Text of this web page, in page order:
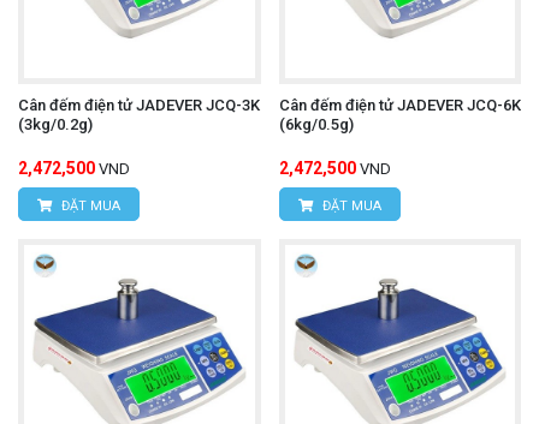
Cân đếm điện tử JADEVER JCQ-3K
(3kg/0.2g)
2,472,500 VND
ĐẶT MUA
Cân đếm điện tử JADEVER JCQ-6K
(6kg/0.5g)
2,472,500 VND
ĐẶT MUA